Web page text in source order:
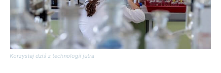
Korzystaj dziś z technologii jutra